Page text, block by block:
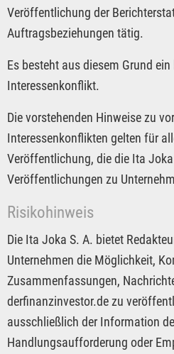
Veröffentlichung der
Auftragsbeziehungen tätig.
Es besteht aus diesem Grund
Interessenkonflikt.
Die vorstehenden Hinweise zu
Interessenkonflikten gelten für
Veröffentlichung, die die Ita
Veröffentlichungen zu
Risikohinweis
Die Ita Joka S. A. bietet
Unternehmen die Möglichkeit,
Zusammenfassungen,
derfinanzinvestor.de zu
ausschließlich der Information
Handlungsaufforderung oder